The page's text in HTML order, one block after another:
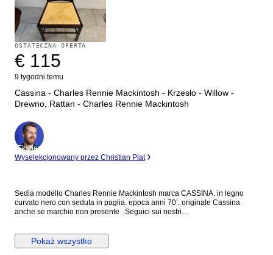
OSTATECZNA OFERTA
€ 115
9 tygodni temu
Cassina - Charles Rennie Mackintosh - Krzesło - Willow -
Drewno, Rattan - Charles Rennie Mackintosh
Ekspert
Wyselekcjonowany przez Christian Plat
Sedia modello Charles Rennie Mackintosh marca CASSINA. in legno
curvato nero con seduta in paglia. epoca anni 70’. originale Cassina
anche se marchio non presente . Seguici sui nostri
circa.Pokaż wszystko